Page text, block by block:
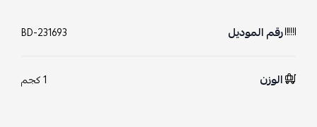
رقم الموديل BD-231693
الوزن 1 كجم